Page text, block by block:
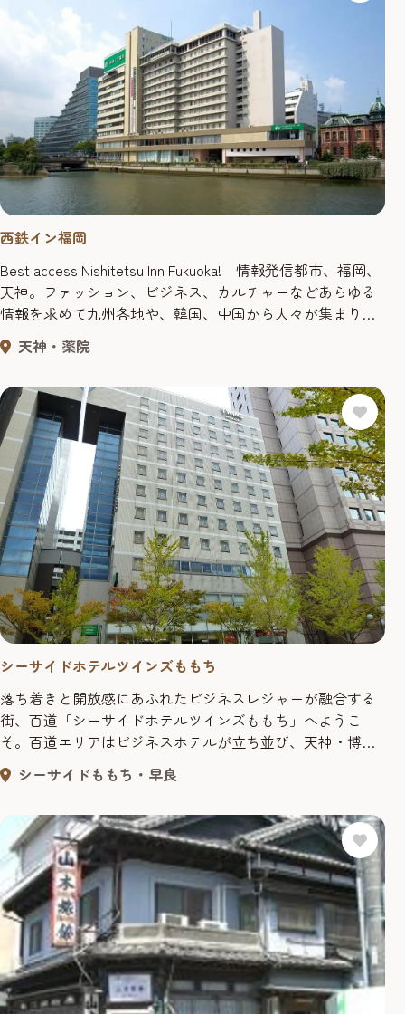
西鉄イン福岡
Best access Nishitetsu Inn Fukuoka! 情報発信都市、福岡、
天神。ファッション、ビジネス、カルチャーなどあらゆる
情報を求めて九州各地や、韓国、中国から人々が集まりま
す。また九州一の繁華街でもある中洲も福岡の代名詞のひ
とつです。 西鉄イン福岡は、その天神・中洲の中心に位
にもほど近く最高のロケーション。 立地は、...
天神・薬院
シーサイドホテルツインズももち
落ち着きと開放感にあふれたビジネスレジャーが融合する
街、百道「シーサイドホテルツインズももち」へようこ
そ。百道エリアはビジネスホテルが立ち並び、天神・博多
へのアクセスは良好。また、福岡タワーやヤフオク!ドーム
など、レジャーにも最適な場所です。単身での出張はもち
お役立てください。
シーサイドももち・早良